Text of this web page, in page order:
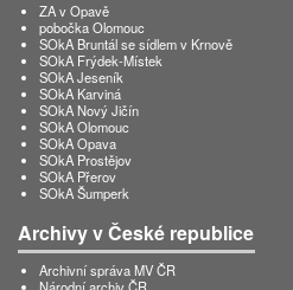
ZA v Opavě
pobočka Olomouc
SOkA Bruntál se sídlem v Krnově
SOkA Frýdek-Místek
SOkA Jeseník
SOkA Karviná
SOkA Nový Jičín
SOkA Olomouc
SOkA Opava
SOkA Prostějov
SOkA Přerov
SOkA Šumperk
Archivy v České republice
Archivní správa MV ČR